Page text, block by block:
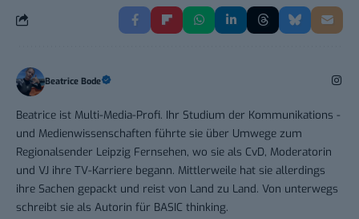
Beatrice Bode
Beatrice ist Multi-Media-Profi. Ihr Studium der Kommunikations -
und Medienwissenschaften führte sie über Umwege zum
Regionalsender Leipzig Fernsehen, wo sie als CvD, Moderatorin
und VJ ihre TV-Karriere begann. Mittlerweile hat sie allerdings
ihre Sachen gepackt und reist von Land zu Land. Von unterwegs
schreibt sie als Autorin für BASIC thinking.